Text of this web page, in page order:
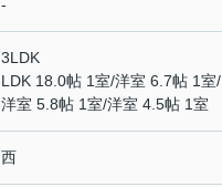
-
3LDK
LDK 18.0帖 1室/洋室 6.7帖 1室/
洋室 5.8帖 1室/洋室 4.5帖 1室
西